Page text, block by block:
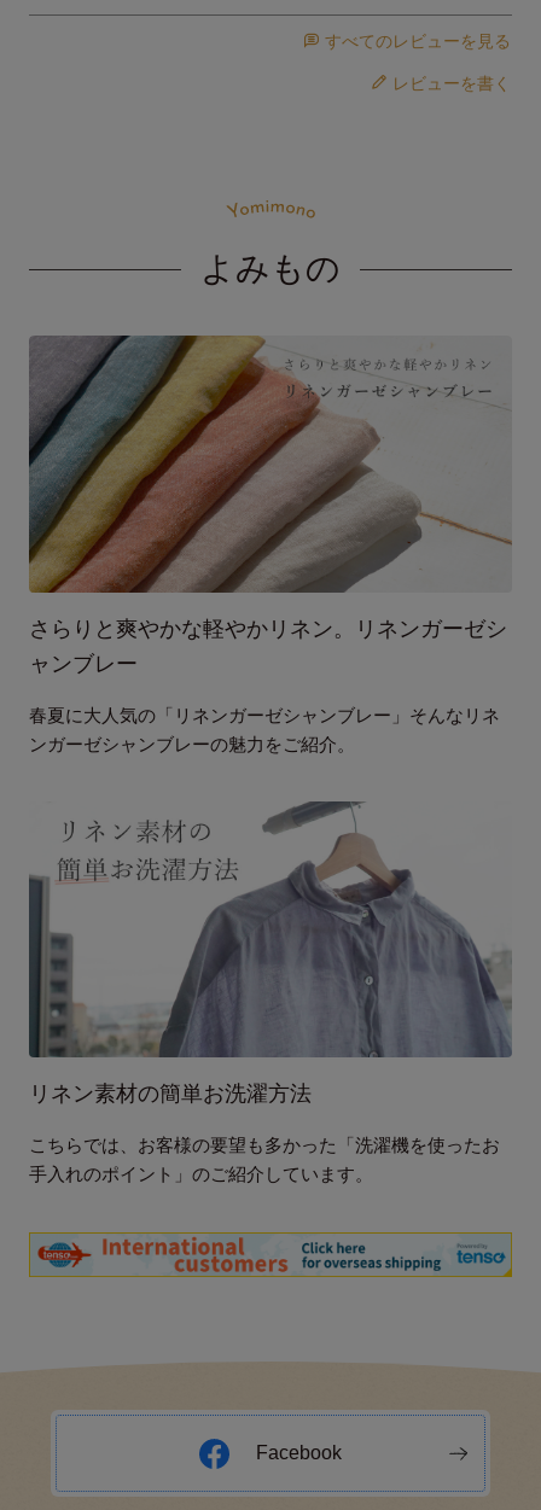
すべてのレビューを見る
レビューを書く
よみもの
さらりと爽やかな軽やかリネン。リネンガーゼシ
ャンブレー
春夏に大人気の「リネンガーゼシャンブレー」そんなリネ
ンガーゼシャンブレーの魅力をご紹介。
リネン素材の簡単お洗濯方法
こちらでは、お客様の要望も多かった「洗濯機を使ったお
手入れのポイント」のご紹介しています。
Facebook